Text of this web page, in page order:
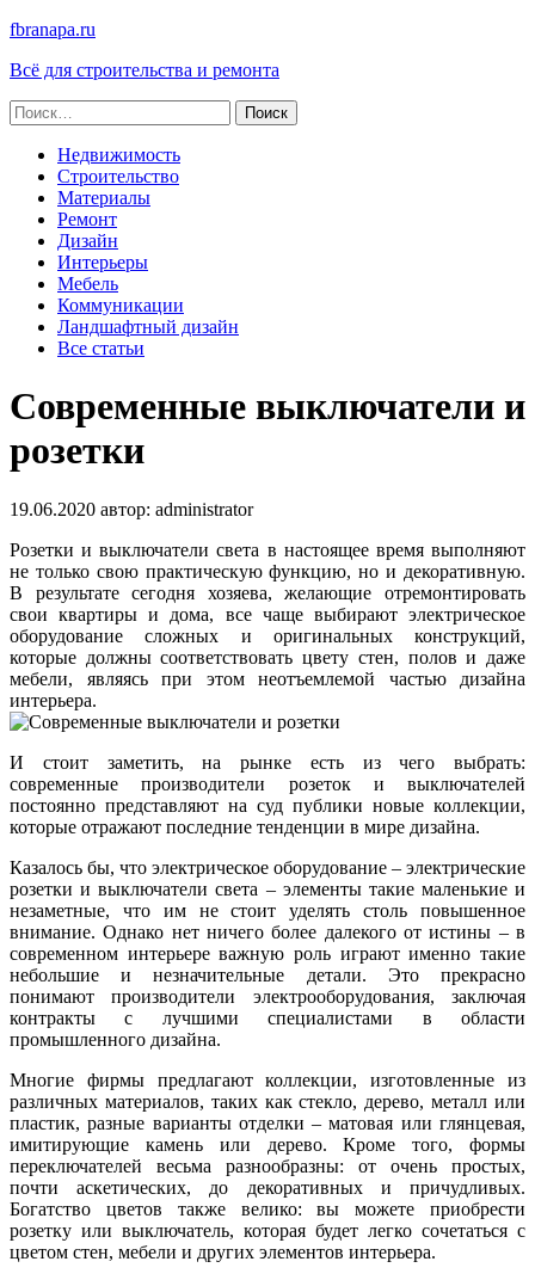
fbranapa.ru
Всё для строительства и ремонта
Найти:
Недвижимость
Строительство
Материалы
Ремонт
Дизайн
Интерьеры
Мебель
Коммуникации
Ландшафтный дизайн
Все статьи
Современные выключатели и
розетки
19.06.2020 автор: administrator
Розетки и выключатели света в настоящее время выполняют
не только свою практическую функцию, но и декоративную.
В результате сегодня хозяева, желающие отремонтировать
свои квартиры и дома, все чаще выбирают электрическое
оборудование сложных и оригинальных конструкций,
которые должны соответствовать цвету стен, полов и даже
мебели, являясь при этом неотъемлемой частью дизайна
интерьера.
И стоит заметить, на рынке есть из чего выбрать:
современные производители розеток и выключателей
постоянно представляют на суд публики новые коллекции,
которые отражают последние тенденции в мире дизайна.
Казалось бы, что электрическое оборудование – электрические
розетки и выключатели света – элементы такие маленькие и
незаметные, что им не стоит уделять столь повышенное
внимание. Однако нет ничего более далекого от истины – в
современном интерьере важную роль играют именно такие
небольшие и незначительные детали. Это прекрасно
понимают производители электрооборудования, заключая
контракты с лучшими специалистами в области
промышленного дизайна.
Многие фирмы предлагают коллекции, изготовленные из
различных материалов, таких как стекло, дерево, металл или
пластик, разные варианты отделки – матовая или глянцевая,
имитирующие камень или дерево. Кроме того, формы
переключателей весьма разнообразны: от очень простых,
почти аскетических, до декоративных и причудливых.
Богатство цветов также велико: вы можете приобрести
розетку или выключатель, которая будет легко сочетаться с
цветом стен, мебели и других элементов интерьера.